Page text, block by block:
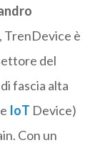
TrenDevice è
del
fascia alta
IoT Device)
Con un